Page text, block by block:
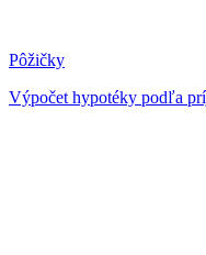
Pôžičky
Výpočet hypotéky podľa